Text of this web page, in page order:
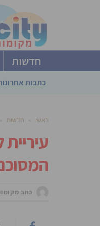
חדשות
כתבות
ראשי » חדשות »
כתב